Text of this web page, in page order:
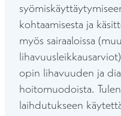
kohtaamisesta ja
myös sairaaloissa
opin lihavuuden ja
hoitomuodoista.
laihdutukseen